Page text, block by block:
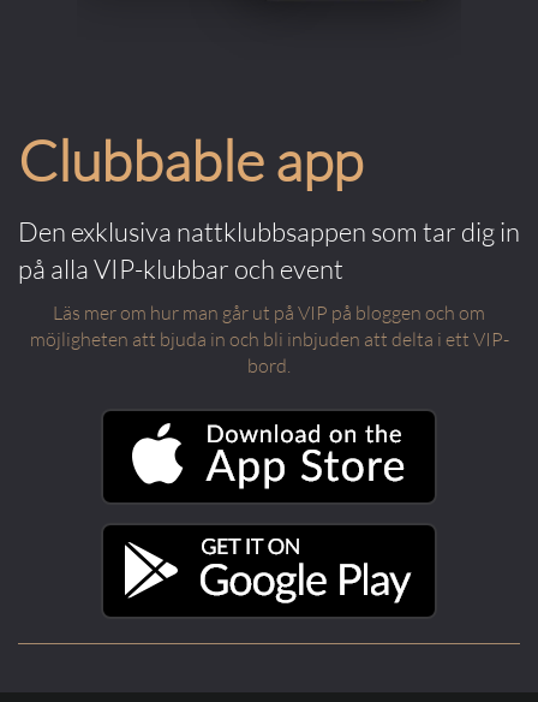
Clubbable app
Den exklusiva nattklubbsappen som tar dig in
på alla VIP-klubbar och event
Läs mer om hur man går ut på VIP på bloggen och om
möjligheten att bjuda in och bli inbjuden att delta i ett VIP-
bord.